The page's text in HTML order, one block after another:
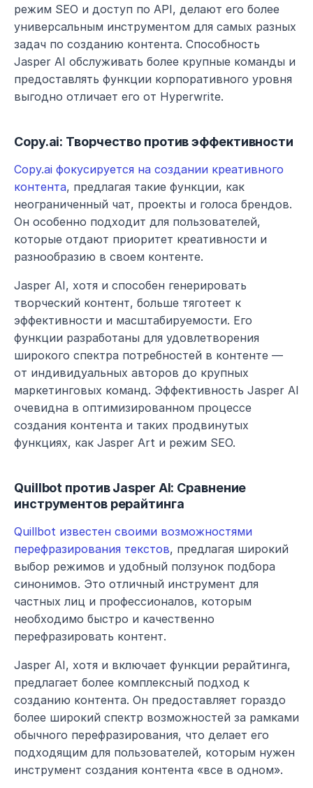
режим SEO и доступ по API, делают его более
универсальным инструментом для самых разных
задач по созданию контента. Способность
Jasper AI обслуживать более крупные команды и
предоставлять функции корпоративного уровня
выгодно отличает его от Hyperwrite.
Copy.ai: Творчество против эффективности
Copy.ai фокусируется на создании креативного
контента, предлагая такие функции, как
неограниченный чат, проекты и голоса брендов.
Он особенно подходит для пользователей,
которые отдают приоритет креативности и
разнообразию в своем контенте.
Jasper AI, хотя и способен генерировать
творческий контент, больше тяготеет к
эффективности и масштабируемости. Его
функции разработаны для удовлетворения
широкого спектра потребностей в контенте —
от индивидуальных авторов до крупных
маркетинговых команд. Эффективность Jasper AI
очевидна в оптимизированном процессе
создания контента и таких продвинутых
функциях, как Jasper Art и режим SEO.
Quillbot против Jasper AI: Сравнение
инструментов рерайтинга
Quillbot известен своими возможностями
перефразирования текстов, предлагая широкий
выбор режимов и удобный ползунок подбора
синонимов. Это отличный инструмент для
частных лиц и профессионалов, которым
необходимо быстро и качественно
перефразировать контент.
Jasper AI, хотя и включает функции рерайтинга,
предлагает более комплексный подход к
созданию контента. Он предоставляет гораздо
более широкий спектр возможностей за рамками
обычного перефразирования, что делает его
подходящим для пользователей, которым нужен
инструмент создания контента «все в одном».